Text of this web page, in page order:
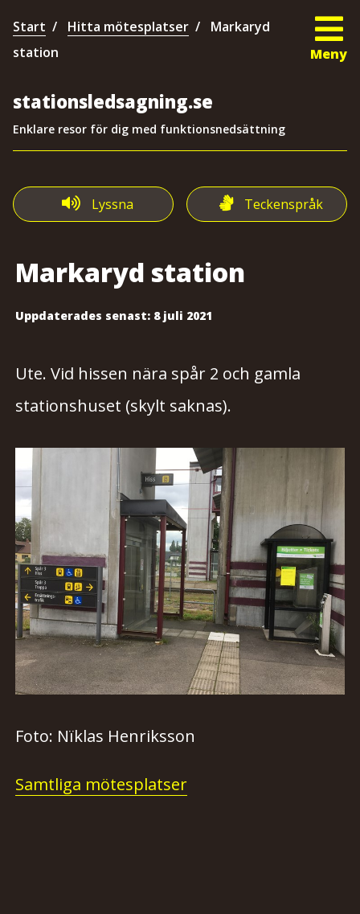
Start Hitta mötesplatser
Markaryd
station
stationsledsagning.se
Enklare resor för dig med funktionsnedsättning
Meny
Lyssna Teckenspråk
Markaryd station
Uppdaterades senast: 8 juli 2021
Ute. Vid hissen nära spår 2 och gamla
stationshuset (skylt saknas).
Foto: Nïklas Henriksson
Samtliga mötesplatser